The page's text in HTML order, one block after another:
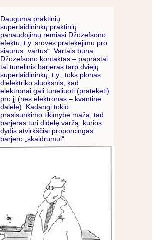
Dauguma praktinių
superlaidininkų praktinių
panaudojimų remiasi Džozefsono
efektu, t.y. srovės pratekėjimu pro
siaurus „vartus“. Vartais būna
Džozefsono kontaktas – paprastai
tai tunelinis barjeras tarp dviejų
superlaidininkų, t.y., toks plonas
dielektriko sluoksnis, kad
elektronai gali tuneliuoti (pratekėti)
pro jį (nes elektronas – kvantinė
dalelė). Kadangi tokio
prasisunkimo tikimybė maža, tad
barjeras turi didelę varžą, kurios
dydis atvirkščiai proporcingas
barjero „skaidrumui“.